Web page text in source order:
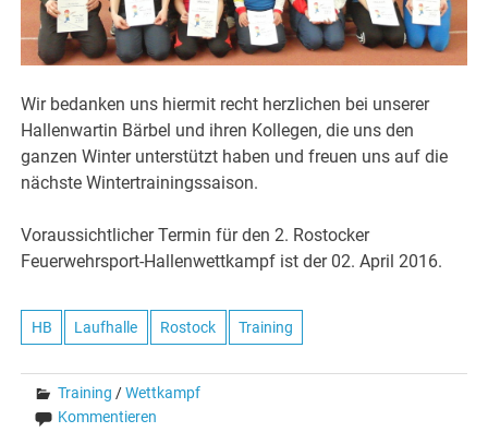
Wir bedanken uns hiermit recht herzlichen bei unserer
Hallenwartin Bärbel und ihren Kollegen, die uns den
ganzen Winter unterstützt haben und freuen uns auf die
nächste Wintertrainingssaison.
Voraussichtlicher Termin für den 2. Rostocker
Feuerwehrsport-Hallenwettkampf ist der 02. April 2016.
HB Laufhalle Rostock Training
Training /Wettkampf
Kommentieren